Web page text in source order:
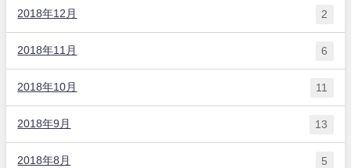
2018年12月 2
2018年11月 6
2018年10月 11
2018年9月 13
2018年8月 5